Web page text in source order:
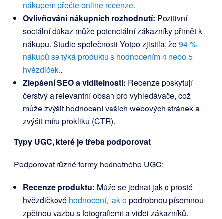
nákupem přečte online recenze.
Ovlivňování nákupních rozhodnutí: Pozitivní
sociální důkaz může potenciální zákazníky přimět k
nákupu. Studie společnosti Yotpo zjistila, že94 %
nákupů se týká produktů s hodnocením 4 nebo 5
hvězdiček..
Zlepšení SEO a viditelnosti: Recenze poskytují
čerstvý a relevantní obsah pro vyhledávače, což
může zvýšit hodnocení vašich webových stránek a
zvýšit míru prokliku (CTR).
Typy UGC, které je třeba podporovat
Podporovat různé formy hodnotného UGC:
Recenze produktu: Může se jednat jak o prosté
hvězdičkové hodnocení, tak opodrobnou písemnou
zpětnou vazbu s fotografiemi a videi zákazníků.